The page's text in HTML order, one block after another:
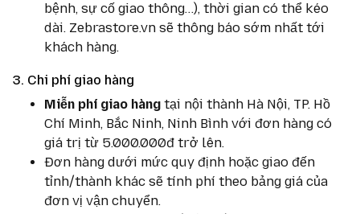
bệnh, sự cố giao thông…), thời gian có thể kéo
dài. Zebrastore.vn sẽ thông báo sớm nhất tới
khách hàng.
3. Chi phí giao hàng
Miễn phí giao hàng tại nội thành Hà Nội, TP. Hồ
Chí Minh, Bắc Ninh, Ninh Bình với đơn hàng có
giá trị từ 5.000.000đ trở lên.
Đơn hàng dưới mức quy định hoặc giao đến
tỉnh/thành khác sẽ tính phí theo bảng giá của
đơn vị vận chuyển.